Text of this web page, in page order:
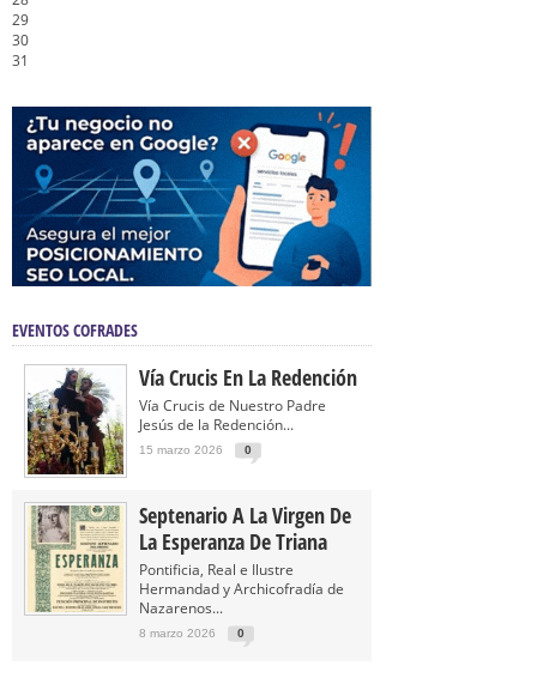
29
30
31
EVENTOS COFRADES
Vía Crucis En La Redención
Vía Crucis de Nuestro Padre
Jesús de la Redención...
15 marzo 2026 0
Septenario A La Virgen De
La Esperanza De Triana
Pontificia, Real e Ilustre
Hermandad y Archicofradía de
Nazarenos...
8 marzo 2026 0